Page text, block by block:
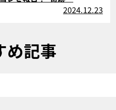
2024.12.23
め記事